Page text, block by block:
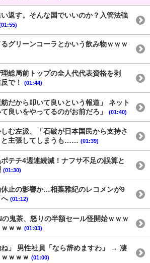
返す。そんな国でいいのか？入管法強
グリーンコーラとかいう飲み物ｗｗｗ
総局前トップの全人代代表資格を剥
で！
(01:44)
舫だから叩いて良いという報道」 ネット
て良いをやってるのがお前だろ」
(01:40)
む左派、「石破が日本国民から支持さ
と主張してしまうも…… (01:39)
ポテチ4週連続減！ナフサ不足の誤算と
(01:30)
休止の影響か…相葉雅紀のレコメンが9
へ (01:12)
の鬼茶、怒りの半額セール怪開始ｗｗｗ
ｗｗ (01:03)
」 男性社員「なら辞めますわ」 → 凄
ｗｗｗ (01:00)